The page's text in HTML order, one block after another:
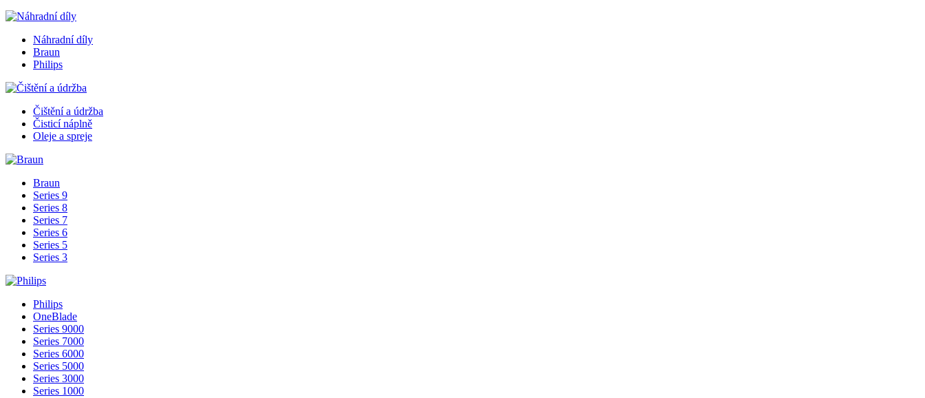
Náhradní díly
Braun
Philips
Čištění a údržba
Čisticí náplně
Oleje a spreje
Braun
Series 9
Series 8
Series 7
Series 6
Series 5
Series 3
Philips
OneBlade
Series 9000
Series 7000
Series 6000
Series 5000
Series 3000
Series 1000